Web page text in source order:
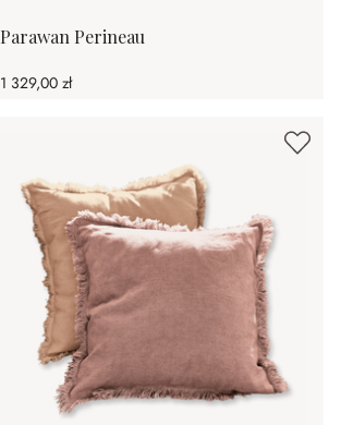
Parawan Perineau
1 329,00 zł